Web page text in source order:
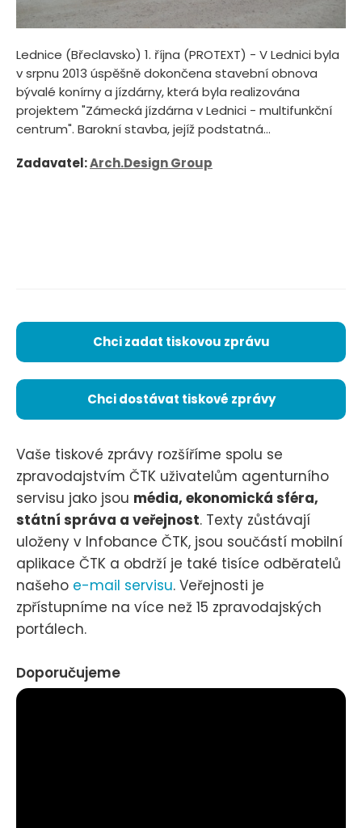
Lednice (Břeclavsko) 1. října (PROTEXT) - V Lednici byla
v srpnu 2013 úspěšně dokončena stavební obnova
bývalé konírny a jízdárny, která byla realizována
projektem "Zámecká jízdárna v Lednici - multifunkční
centrum". Barokní stavba, jejíž podstatná...
Zadavatel:Arch.Design Group
Chci zadat tiskovou zprávu
Chci dostávat tiskové zprávy
Vaše tiskové zprávy rozšíříme spolu se
zpravodajstvím ČTK uživatelům agenturního
servisu jako jsou média, ekonomická sféra,
státní správa a veřejnost. Texty zůstávají
uloženy v Infobance ČTK, jsou součástí mobilní
aplikace ČTK a obdrží je také tisíce odběratelů
našeho e-mail servisu. Veřejnosti je
zpřístupníme na více než 15 zpravodajských
portálech.
Doporučujeme